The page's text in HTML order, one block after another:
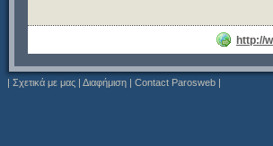
http://
| Σχετικά με μας | Διαφήμιση | Contact Parosweb |